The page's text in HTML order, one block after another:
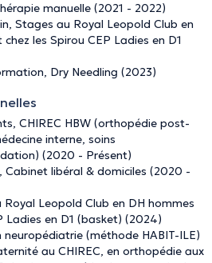
manuelle (2021 - 2022)
Stages au Royal Leopold Club en
les Spirou CEP Ladies en D1
Dry Needling (2023)
CHIREC HBW (orthopédie post-
interne, soins
(2020 - Présent)
Cabinet libéral & domiciles (2020 -
Leopold Club en DH hommes
Ladies en D1 (basket) (2024)
neuropédiatrie (méthode HABIT-ILE)
au CHIREC, en orthopédie aux